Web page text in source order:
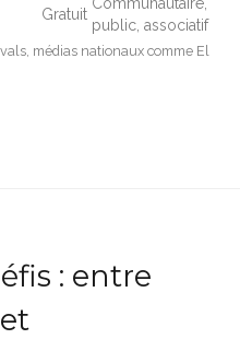
Gratuit
public, associatif
médias nationaux comme El
: entre